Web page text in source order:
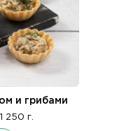
и грибами
1 250 г.